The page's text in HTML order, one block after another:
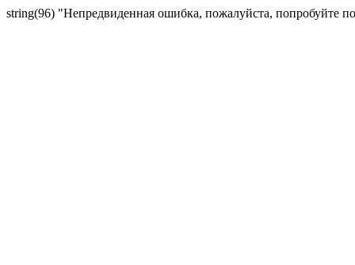
string(96) "Непредвиденная ошибка, пожалуйста, попробуйте